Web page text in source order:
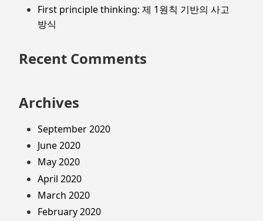
First principle thinking: 제 1원칙 기반의 사고
방식
Recent Comments
Archives
September 2020
June 2020
May 2020
April 2020
March 2020
February 2020